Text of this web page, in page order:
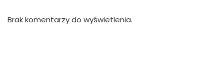
Brak komentarzy do wyświetlenia.